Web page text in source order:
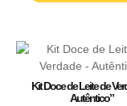
Kit Doce de Leite de
Autêntico”